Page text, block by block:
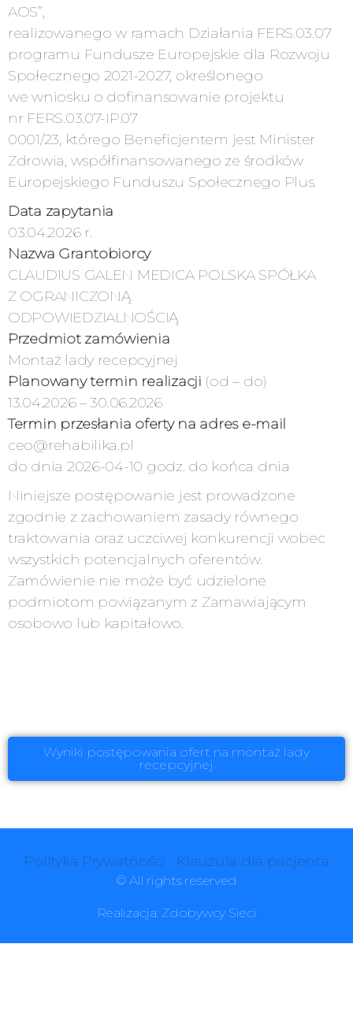
AOS”,
realizowanego w ramach Działania FERS.03.07
programu Fundusze Europejskie dla Rozwoju
Społecznego 2021-2027, określonego
we wniosku o dofinansowanie projektu
nr FERS.03.07-IP.07
0001/23, którego Beneficjentem jest Minister
Zdrowia, współfinansowanego ze środków
Europejskiego Funduszu Społecznego Plus.
Data zapytania
03.04.2026 r.
Nazwa Grantobiorcy
CLAUDIUS GALEN MEDICA POLSKA SPÓŁKA
Z OGRANICZONĄ
ODPOWIEDZIALNOŚCIĄ
Przedmiot zamówienia
Montaż lady recepcyjnej
Planowany termin realizacji (od – do)
13.04.2026 – 30.06.2026
Termin przesłania oferty na adres e-mail
ceo@rehabilika.pl
do dnia 2026-04-10 godz. do końca dnia
Niniejsze postępowanie jest prowadzone
zgodnie z zachowaniem zasady równego
traktowania oraz uczciwej konkurencji wobec
wszystkich potencjalnych oferentów.
Zamówienie nie może być udzielone
podmiotom powiązanym z Zamawiającym
osobowo lub kapitałowo.
Wyniki postępowania ofert na montaż lady
recepcyjnej
Polityka Prywatności Klauzula dla pacjenta
© All rights reserved
Realizacja: Zdobywcy Sieci